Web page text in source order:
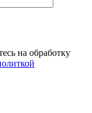
на обработку